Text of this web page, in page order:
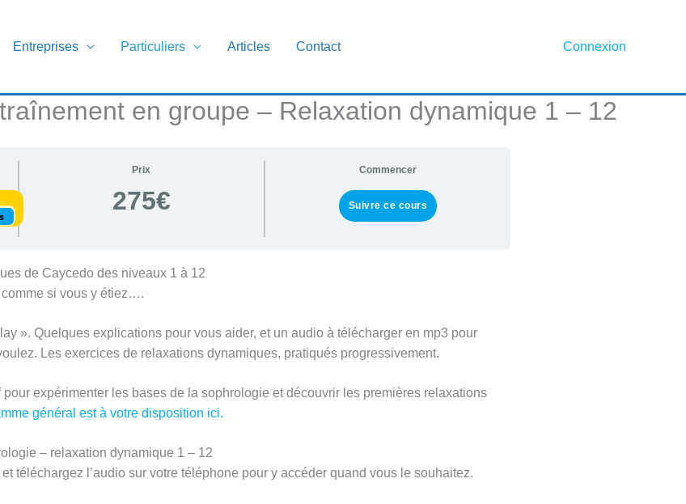
Entreprises Particuliers Articles Contact Connexion
en groupe – Relaxation dynamique 1 – 12
Prix
275€
Commencer
Suivre ce cours
de Caycedo des niveaux 1 à 12
si vous y étiez….
». Quelques explications pour vous aider, et un audio à télécharger en mp3 pour
Les exercices de relaxations dynamiques, pratiqués progressivement.
expérimenter les bases de la sophrologie et découvrir les premières relaxations
général est à votre disposition ici.
– relaxation dynamique 1 – 12
téléchargez l’audio sur votre téléphone pour y accéder quand vous le souhaitez.